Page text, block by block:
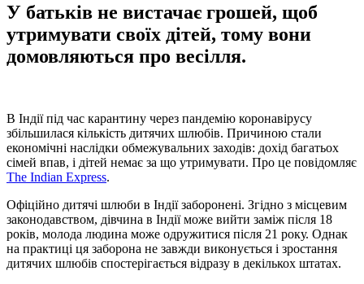
У батьків не вистачає грошей, щоб
утримувати своїх дітей, тому вони
домовляються про весілля.
В Індії під час карантину через пандемію коронавірусу
збільшилася кількість дитячих шлюбів. Причиною стали
економічні наслідки обмежувальних заходів: дохід багатьох
сімей впав, і дітей немає за що утримувати. Про це повідомляє
The Indian Express.
Офіційно дитячі шлюби в Індії заборонені. Згідно з місцевим
законодавством, дівчина в Індії може вийти заміж після 18
років, молода людина може одружитися після 21 року. Однак
на практиці ця заборона не завжди виконується і зростання
дитячих шлюбів спостерігається відразу в декількох штатах.